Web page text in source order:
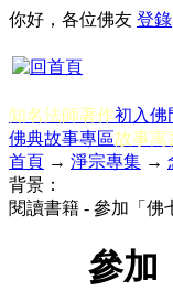
你好，各位佛友 登錄
知名法師著作初入佛
佛典故事專區故事寓
首頁 → 淨宗專集 →
背景：
閱讀書籍 - 參加「
參加